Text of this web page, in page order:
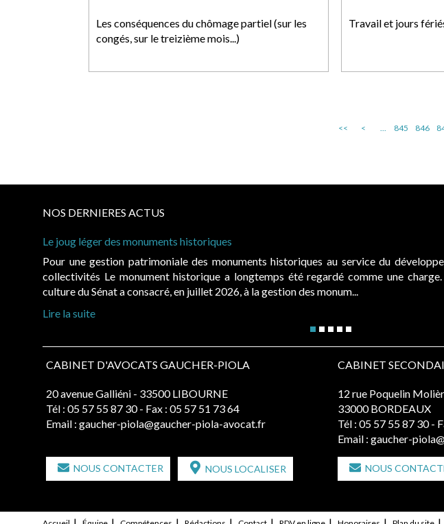
Les conséquences du chômage partiel (sur les
congés, sur le treizième mois...)
Travail et jours
<< < ... 845 846
NOS DERNIERES ACTUS
Le joug léger des monuments historiques
Pour une gestion patrimoniale des monuments historiques au service du
collectivités Le monument historique a longtemps été regardé comme une
culture du Sénat a consacré, en juillet 2026, à la gestion des monum...
Lire la suite
CABINET D'AVOCATS GAUCHER-PIOLA
20 avenue Galliéni - 33500 LIBOURNE
Tél : 05 57 55 87 30 - Fax : 05 57 51 73 64
Email : gaucher-piola@gaucher-piola-avocat.fr
NOUS CONTACTER NOUS LOCALISER
CABINET
12 rue Poquelin
33000 BORDEAUX
Tél : 05 57 55 87 30 -
Email : gaucher-
NOUS